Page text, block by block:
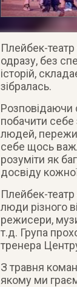
Плейбек-театр
одразу, без
історій,
зібралась.
Розповідаючи
побачити себе
людей,
себе щось
розуміти як
досвіду
Плейбек-
люди різного
режисери,
т.д. Група
тренера
З травня
якому ми